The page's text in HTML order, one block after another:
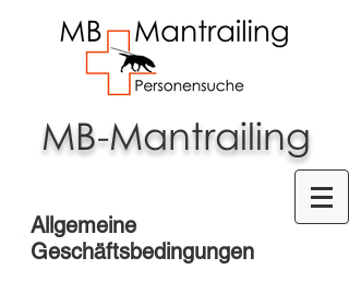
MB-Mantrailing
Allgemeine
Geschäftsbedingungen